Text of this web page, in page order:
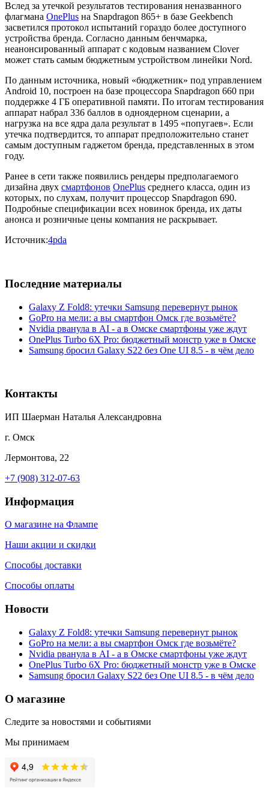
Вслед за утечкой результатов тестирования неназванного
флагмана OnePlus на Snapdragon 865+ в базе Geekbench
засветился протокол испытаний гораздо более доступного
устройства бренда. Согласно данным бенчмарка,
неанонсированный аппарат с кодовым названием Clover
может стать самым бюджетным устройством линейки Nord.
По данным источника, новый «бюджетник» под управлением
Android 10, построен на базе процессора Snapdragon 660 при
поддержке 4 ГБ оперативной памяти. По итогам тестирования
аппарат набрал 336 баллов в одноядерном сценарии, а
нагрузка на все ядра дала результат в 1495 «попугаев». Если
утечка подтвердится, то аппарат предположительно станет
самым доступным гаджетом бренда, представленных в этом
году.
Ранее в сети также появились рендеры предполагаемого
дизайна двух смартфонов OnePlus среднего класса, один из
которых, по слухам, получит процессор Snapdragon 690.
Подробные спецификации всех новинок бренда, их даты
анонса и розничные цены компания не раскрывает.
Источник:4pda
Последние материалы
Galaxy Z Fold8: утечки Samsung перевернут рынок
GoPro на мели: а вы смартфон Омск где возьмёте?
Nvidia рванула в AI - а в Омске смартфоны уже ждут
OnePlus Turbo 6X Pro: бюджетный монстр уже в Омске
Samsung бросил Galaxy S22 без One UI 8.5 - в чём дело
Контакты
ИП Шаерман Наталья Александровна
г. Омск
Лермонтова, 22
+7 (908) 312-07-63
Информация
О магазине на Флампе
Наши акции и скидки
Способы доставки
Способы оплаты
Новости
Galaxy Z Fold8: утечки Samsung перевернут рынок
GoPro на мели: а вы смартфон Омск где возьмёте?
Nvidia рванула в AI - а в Омске смартфоны уже ждут
OnePlus Turbo 6X Pro: бюджетный монстр уже в Омске
Samsung бросил Galaxy S22 без One UI 8.5 - в чём дело
О магазине
Следите за новостями и событиями
Мы принимаем